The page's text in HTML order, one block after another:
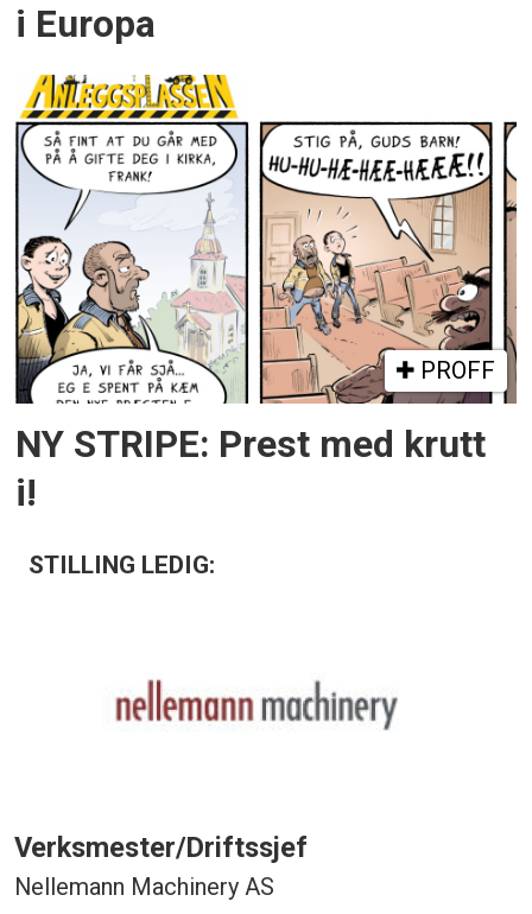
i Europa
PROFF
NY STRIPE: Prest med krutt
i!
STILLING LEDIG:
Verksmester/Driftssjef
Nellemann Machinery AS